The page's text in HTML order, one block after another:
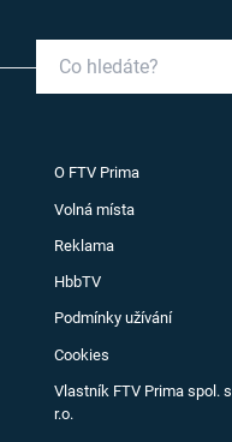
O FTV Prima
Volná místa
Reklama
HbbTV
Podmínky užívání
Cookies
Vlastník FTV Prima spol. s
r.o.